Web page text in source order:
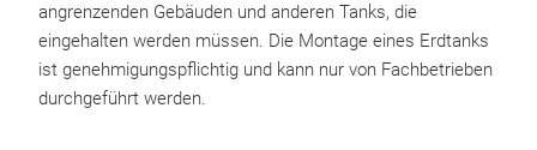
angrenzenden Gebäuden und anderen Tanks, die
eingehalten werden müssen. Die Montage eines Erdtanks
ist genehmigungspflichtig und kann nur von Fachbetrieben
durchgeführt werden.